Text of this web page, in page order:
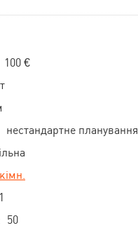
100 €
нестандартне планування
1
50